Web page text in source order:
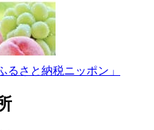
るさと納税ニッポン」